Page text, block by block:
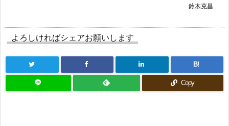
鈴木克昌
よろしければシェアお願いします
B!
Copy